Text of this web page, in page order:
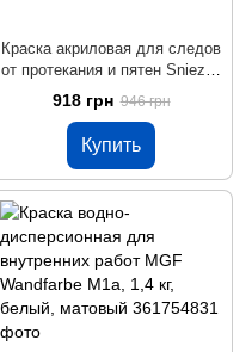
Краска акриловая для следов
от протекания и пятен Sniezka
ZACIEKI-PLAMY, 1 л, белый
918 грн 946 грн
Купить